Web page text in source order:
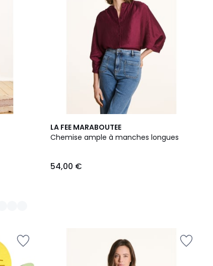
LA FEE MARABOUTEE
Chemise ample à manches longues
54,00 €